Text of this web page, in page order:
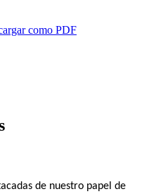
como PDF
de nuestro papel de